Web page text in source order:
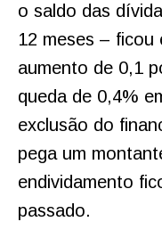
o saldo das
12 meses – ficou
aumento de 0,1
queda de 0,4%
exclusão do
pega um
endividamento
passado.